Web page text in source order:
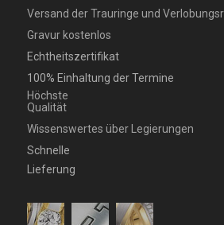
Versand der Trauringe und
Gravur kostenlos
Echtheitszertifikat
100% Einhaltung der Termine
Höchste
Qualität
Wissenswertes über Legierungen
Schnelle
Lieferung